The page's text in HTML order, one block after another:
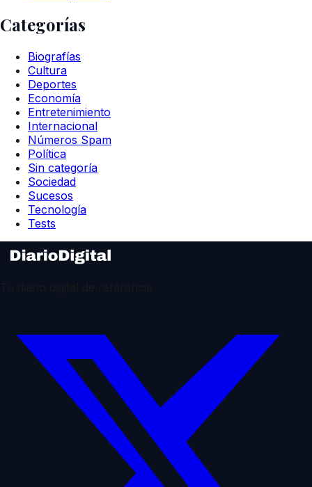
Categorías
Biografías
Cultura
Deportes
Economía
Entretenimiento
Internacional
Números Spam
Política
Sin categoría
Sociedad
Sucesos
Tecnología
Tests